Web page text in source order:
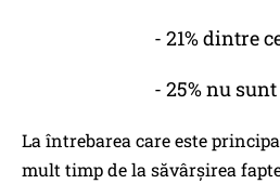
- 21% dintre
- 25% nu
La întrebarea care este
mult timp de la săvârşirea